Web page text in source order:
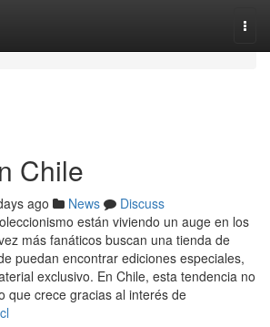
Chile
ago News
Discuss
están viviendo un auge en los
más fanáticos buscan una tienda de
puedan encontrar ediciones especiales,
exclusivo. En Chile, esta tendencia no
que crece gracias al interés de